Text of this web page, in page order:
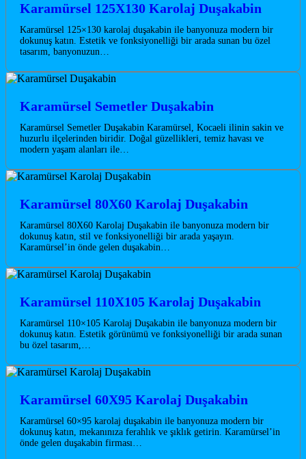
Karamürsel 125X130 Karolaj Duşakabin
Karamürsel 125×130 karolaj duşakabin ile banyonuza modern bir
dokunuş katın. Estetik ve fonksiyonelliği bir arada sunan bu özel
tasarım, banyonuzun…
Karamürsel Semetler Duşakabin
Karamürsel Semetler Duşakabin Karamürsel, Kocaeli ilinin sakin ve
huzurlu ilçelerinden biridir. Doğal güzellikleri, temiz havası ve
modern yaşam alanları ile…
Karamürsel 80X60 Karolaj Duşakabin
Karamürsel 80X60 Karolaj Duşakabin ile banyonuza modern bir
dokunuş katın, stil ve fonksiyonelliği bir arada yaşayın.
Karamürsel’in önde gelen duşakabin…
Karamürsel 110X105 Karolaj Duşakabin
Karamürsel 110×105 Karolaj Duşakabin ile banyonuza modern bir
dokunuş katın. Estetik görünümü ve fonksiyonelliği bir arada sunan
bu özel tasarım,…
Karamürsel 60X95 Karolaj Duşakabin
Karamürsel 60×95 karolaj duşakabin ile banyonuza modern bir
dokunuş katın, mekanınıza ferahlık ve şıklık getirin. Karamürsel’in
önde gelen duşakabin firması…